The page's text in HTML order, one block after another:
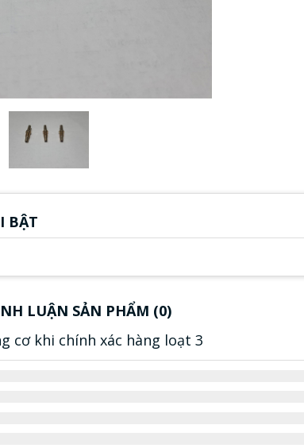
BẬT
LUẬN SẢN PHẨM (0)
cơ khi chính xác hàng loạt 3